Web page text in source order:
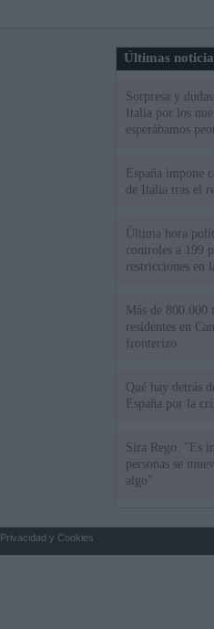
Últimas
Sorpresa y
Italia por los
esperábamos
España impone
de Italia tras el
Última hora
controles a 199
restricciones en
Más de 800.000
residentes en
fronterizo
Qué hay detrás
España por la
Sira Rego: "Es
personas se
algo"
Privacidad y Cookies